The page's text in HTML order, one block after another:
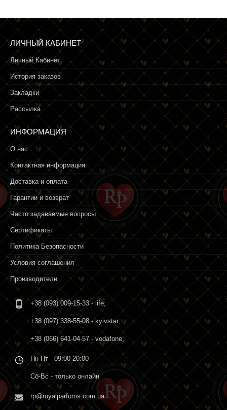
ЛИЧНЫЙ КАБИНЕТ
Личный Кабинет
История заказов
Закладки
Рассылка
ИНФОРМАЦИЯ
О нас
Контактная информация
Доставка и оплата
Гарантии и возврат
Часто задаваемые вопросы
Сертификаты
Политика Безопасности
Условия соглашения
Производители
+38 (093) 009-15-33- life;
+38 (097) 338-55-08 - kyivstar;
+38 (066) 641-04-57 - vodafone;
Пн-Пт - 09:00-20:00
Сб-Вс - только онлайн
rp@royalparfums.com.ua